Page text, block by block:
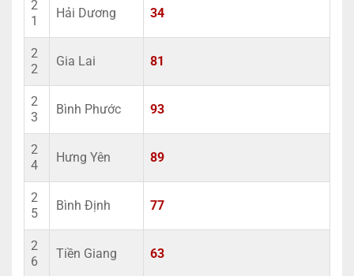
2
1
Hải Dương 34
2
2
Gia Lai 81
2
3
Bình Phước 93
2
4
Hưng Yên 89
2
5
Bình Định 77
2
6
Tiền Giang 63